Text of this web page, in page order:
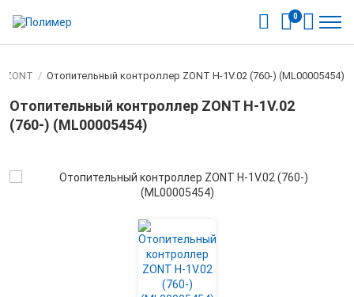
0
ZONT / Отопительный контроллер ZONT H-1V.02 (760-) (ML00005454)
Отопительный контроллер ZONT H-1V.02
(760-) (ML00005454)